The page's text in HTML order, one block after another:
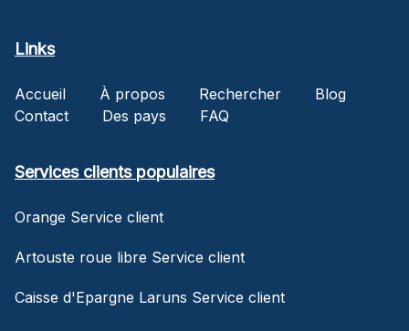
Links
Accueil À propos Rechercher
Blog
Contact
Des pays FAQ
Services clients populaires
Orange Service client
Artouste roue libre Service client
Caisse d'Epargne Laruns Service client